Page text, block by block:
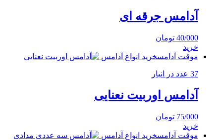
آدامس جرقه ای
40/000 تومان
خرید
موقت آدامسخرید انواع آدامس
37 عدد در انبار
آدامس اوربیت نعنایی
75/000 تومان
خرید
موقت آدامسخرید انواع آدامس